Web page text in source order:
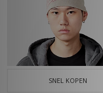
SNEL KOPEN